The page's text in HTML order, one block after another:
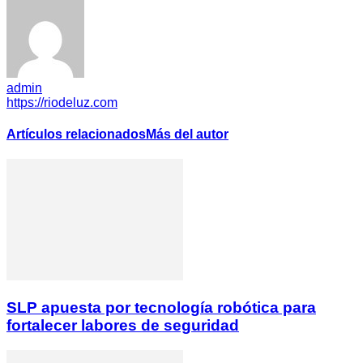
admin
https://riodeluz.com
Artículos relacionadosMás del autor
SLP apuesta por tecnología robótica para
fortalecer labores de seguridad